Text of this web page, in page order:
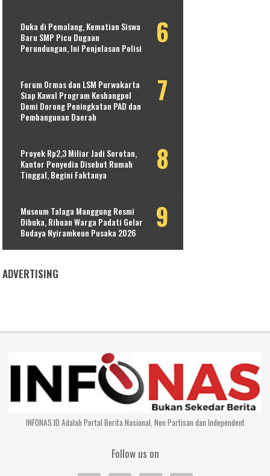
Duka di Pemalang, Kematian Siswa
Baru SMP Picu Dugaan
Perundungan, Ini Penjelasan Polisi
Forum Ormas dan LSM Purwakarta
Siap Kawal Program Kesbangpol
Demi Dorong Peningkatan PAD dan
Pembangunan Daerah
Proyek Rp2,3 Miliar Jadi Sorotan,
Kantor Penyedia Disebut Rumah
Tinggal, Begini Faktanya
Museum Talaga Manggung Resmi
Dibuka, Ribuan Warga Padati Gelar
Budaya Nyiramkeun Pusaka 2026
ADVERTISING
INFONAS.ID Adalah Portal Berita Nasional, Non Partisan dan Independent
Follow us on